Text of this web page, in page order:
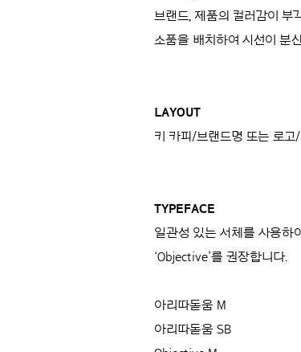
브랜드, 제품의 컬러감이
소품을 배치하여 시선이 분
LAYOUT
키 카피/브랜드명 또는 로
TYPEFACE
일관성 있는 서체를 사용하
‘Objective’를 권장합니다.
아리따돋움 M
아리따돋움 SB